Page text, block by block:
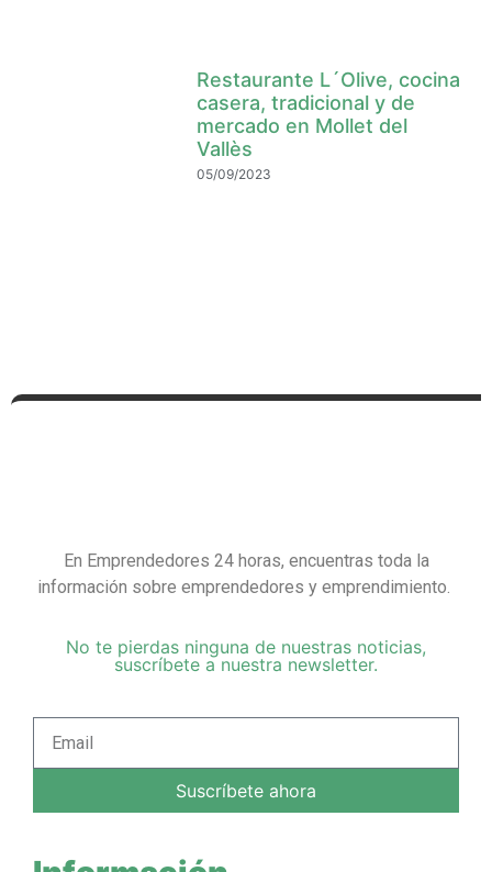
Restaurante L´Olive, cocina
casera, tradicional y de
mercado en Mollet del
Vallès
05/09/2023
En Emprendedores 24 horas, encuentras toda la
información sobre emprendedores y emprendimiento.
No te pierdas ninguna de nuestras noticias,
suscríbete a nuestra newsletter.
Suscríbete ahora